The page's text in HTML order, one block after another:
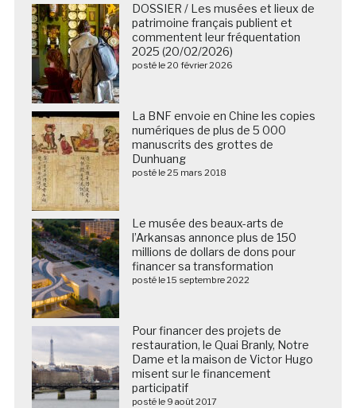
DOSSIER / Les musées et lieux de
patrimoine français publient et
commentent leur fréquentation
2025 (20/02/2026)
posté le 20 février 2026
La BNF envoie en Chine les copies
numériques de plus de 5 000
manuscrits des grottes de
Dunhuang
posté le 25 mars 2018
Le musée des beaux-arts de
l’Arkansas annonce plus de 150
millions de dollars de dons pour
financer sa transformation
posté le 15 septembre 2022
Pour financer des projets de
restauration, le Quai Branly, Notre
Dame et la maison de Victor Hugo
misent sur le financement
participatif
posté le 9 août 2017